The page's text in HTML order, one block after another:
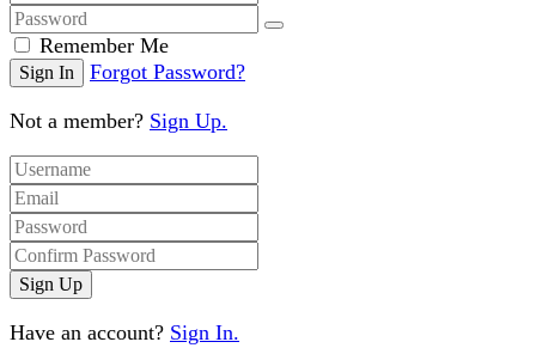
Remember Me
Forgot Password?
Not a member? Sign Up.
Have an account? Sign In.